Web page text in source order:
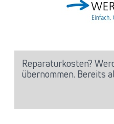
Reparaturkosten?
übernommen. Bereits